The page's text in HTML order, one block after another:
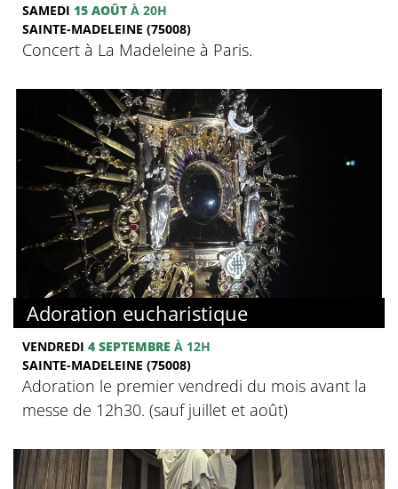
SAMEDI 15 AOÛT À 20H
SAINTE-MADELEINE (75008)
Concert à La Madeleine à Paris.
Adoration eucharistique
VENDREDI 4 SEPTEMBRE À 12H
SAINTE-MADELEINE (75008)
Adoration le premier vendredi du mois avant la
messe de 12h30. (sauf juillet et août)